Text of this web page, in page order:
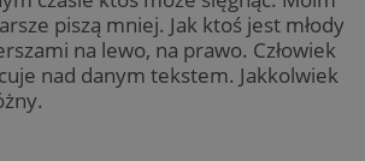
piszą mniej. Jak ktoś jest młody
na lewo, na prawo. Człowiek
nad danym tekstem. Jakkolwiek